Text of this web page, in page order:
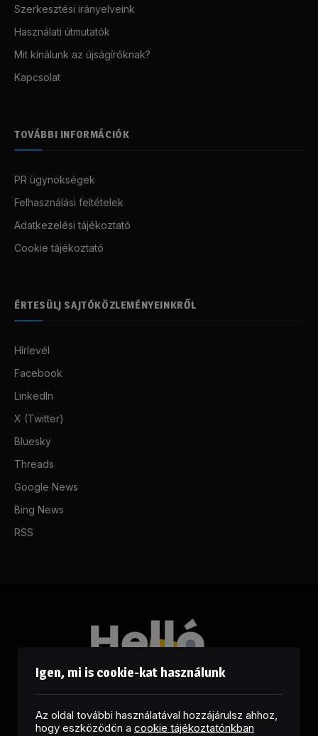
Szerkesztési irányelveink
Használati útmutatók
Mit kínálunk az újságíróknak?
Kapcsolat
TOVÁBBI INFORMÁCIÓK
PR ügynökségek
Felhasználási feltételek
Adatkezelési tájékoztató
Cookie tájékoztató
ÉRTESÜLJ SAJTÓKÖZLEMÉNYEINKRŐL
Hírlevél
Facebook
LinkedIn
X (Twitter)
Bluesky
Threads
Google News
Bing News
RSS
Igen, mi is cookie-kat használunk
Az oldal további használatával hozzájárulsz ahhoz,
hogy eszközödön a cookie tájékoztatónkban